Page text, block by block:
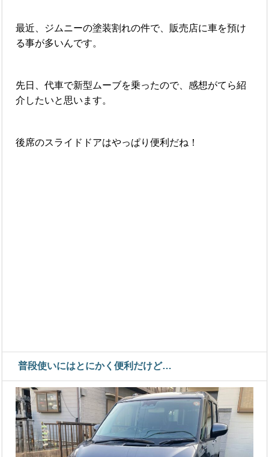
最近、ジムニーの塗装割れの件で、販売店に車を預け
る事が多いんです。
先日、代車で新型ムーブを乗ったので、感想がてら紹
介したいと思います。
後席のスライドドアはやっぱり便利だね！
普段使いにはとにかく便利だけど…